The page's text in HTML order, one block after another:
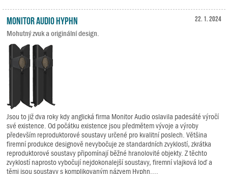
22. 1. 2024
Monitor Audio Hyphn
Mohutný zvuk a originální design.
Jsou to již dva roky kdy anglická firma Monitor Audio oslavila padesáté výročí
své existence. Od počátku existence jsou předmětem vývoje a výroby
především reproduktorové soustavy určené pro kvalitní poslech. Většina
firemní produkce designově nevybočuje ze standardních zvyklostí, zkrátka
reproduktorové soustavy připomínají běžné hranolovité objekty. Z těchto
zvyklostí naprosto vybočují nejdokonalejší soustavy, firemní vlajková loď a
těmi jsou soustavy s komplikovaným názvem Hyphn....